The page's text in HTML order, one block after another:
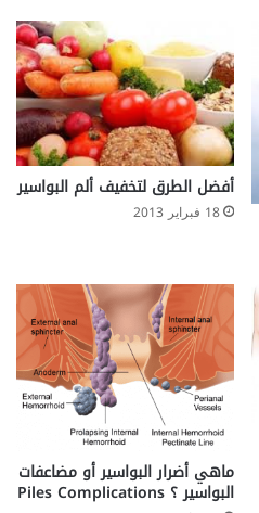
أفضل الطرق لتخفيف ألم البواسير
18 فبراير 2013
ماهي أضرار البواسير أو مضاعفات
البواسير ؟ Piles Complications